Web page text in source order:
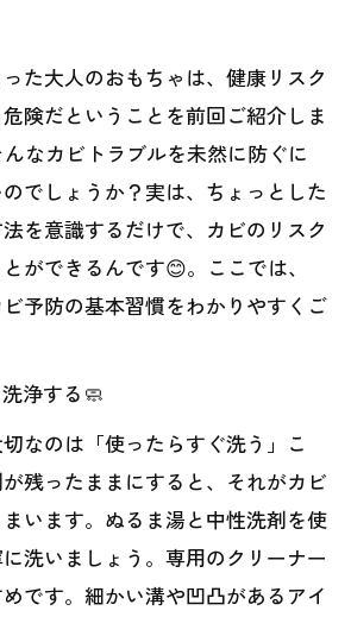
た大人のおもちゃは、健康リスク
険だということを前回ご紹介しま
なカビトラブルを未然に防ぐに
でしょうか？実は、ちょっとした
を意識するだけで、カビのリスク
ができるんです😊。ここでは、
予防の基本習慣をわかりやすくご
浄する🧼
なのは「使ったらすぐ洗う」こ
残ったままにすると、それがカビ
います。ぬるま湯と中性洗剤を使
洗いましょう。専用のクリーナー
です。細かい溝や凹凸があるアイ